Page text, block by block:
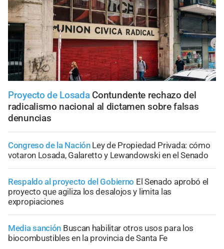
Proyecto de Losada Contundente rechazo del
radicalismo nacional al dictamen sobre falsas
denuncias
Congreso de la Nación Ley de Propiedad Privada: cómo
votaron Losada, Galaretto y Lewandowski en el Senado
Respaldo al proyecto del Gobierno El Senado aprobó el
proyecto que agiliza los desalojos y limita las
expropiaciones
Media sanción Buscan habilitar otros usos para los
biocombustibles en la provincia de Santa Fe